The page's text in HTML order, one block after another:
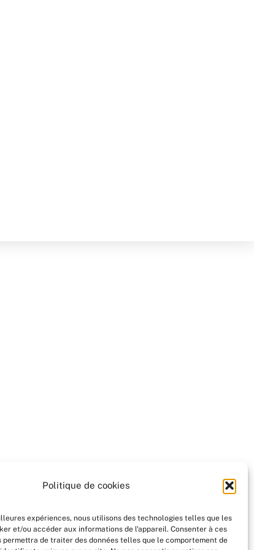
Politique de cookies
expériences, nous utilisons des technologies telles que les
et/ou accéder aux informations de l'appareil. Consenter à ces
permettra de traiter des données telles que le comportement de